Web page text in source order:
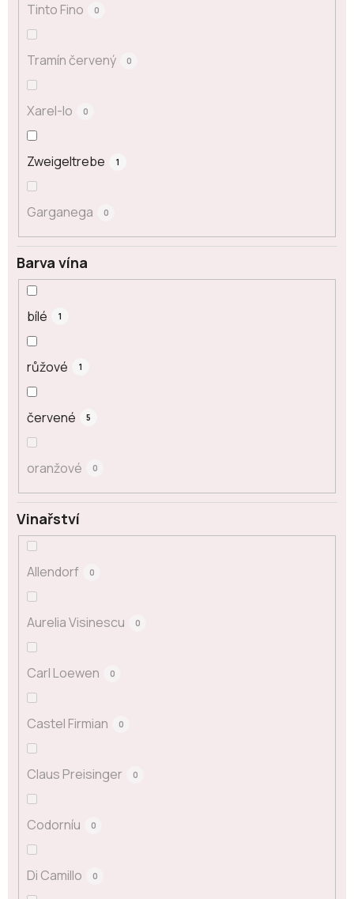
Tinto Fino 0
Tramín červený 0
Xarel-lo 0
Zweigeltrebe 1
Garganega 0
Barva vína
bílé 1
růžové 1
červené 5
oranžové 0
Vinařství
Allendorf 0
Aurelia Visinescu 0
Carl Loewen 0
Castel Firmian 0
Claus Preisinger 0
Codorníu 0
Di Camillo 0